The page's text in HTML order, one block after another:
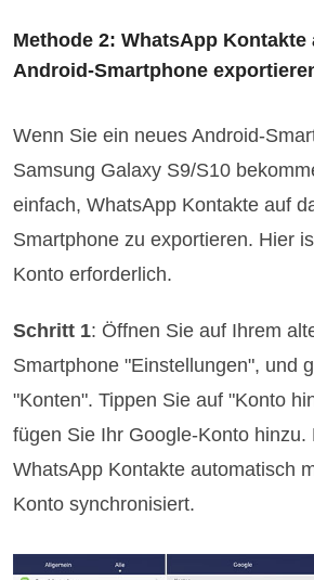
Methode 2: WhatsApp Kontakte
Android-Smartphone
Wenn Sie ein neues Android-
Samsung Galaxy S9/S10
einfach, WhatsApp Kontakte auf
Smartphone zu exportieren. Hier
Konto erforderlich.
Schritt 1: Öffnen Sie auf Ihrem
Smartphone "Einstellungen", und
"Konten". Tippen Sie auf "Konto
fügen Sie Ihr Google-Konto hinzu.
WhatsApp Kontakte automatisch
Konto synchronisiert.